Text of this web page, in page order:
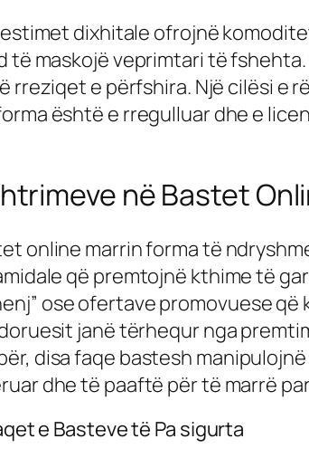
dixhitale ofrojnë
të maskojë veprimtari të
rreziqet e përfshira. Një cilësi e
është e rregulluar dhe e
në Bastet
online marrin forma të
që premtojnë kthime të
ose ofertave promovuese
janë tërhequr nga
disa faqe bastesh
dhe të paaftë për të marrë
e Basteve të Pa sigurta